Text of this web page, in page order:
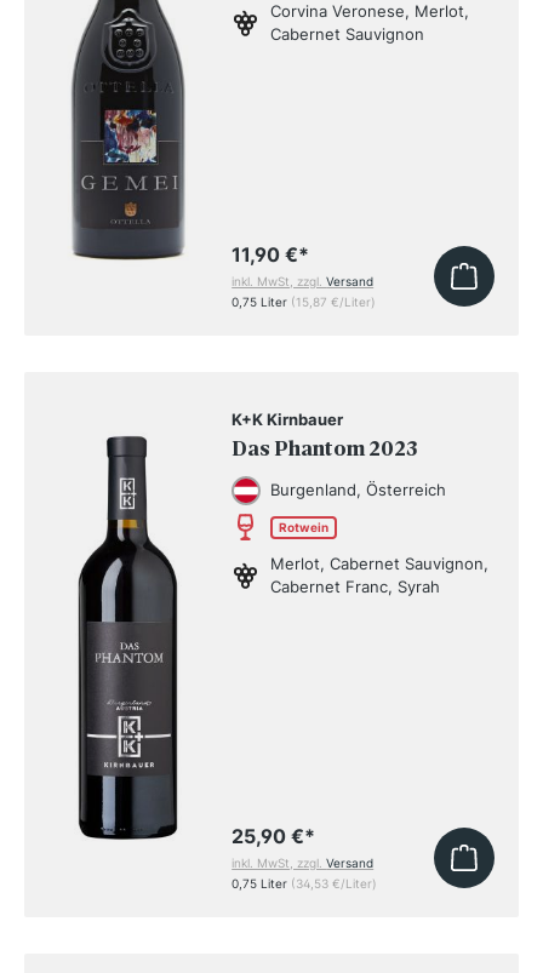
Corvina Veronese, Merlot,
Cabernet Sauvignon
11,90 €*
inkl. MwSt, zzgl.Versand
0,75 Liter (15,87 €/Liter)
K+K Kirnbauer
Das Phantom 2023
Burgenland, Österreich
Rotwein
Merlot, Cabernet Sauvignon,
Cabernet Franc, Syrah
25,90 €*
inkl. MwSt, zzgl.Versand
0,75 Liter (34,53 €/Liter)